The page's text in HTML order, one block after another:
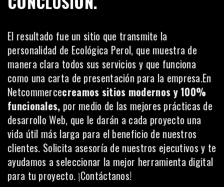
El resultado fue un sitio que transmite la
personalidad de Ecológica Perol, que muestra de
manera clara todos sus servicios y que funciona
como una carta de presentación para la empresa.En
Netcommercecreamos sitios modernos y 100%
funcionales, por medio de las mejores prácticas de
desarrollo Web, que le darán a cada proyecto una
vida útil más larga para el beneficio de nuestros
clientes. Solicita asesoría de nuestros ejecutivos y te
ayudamos a seleccionar la mejor herramienta digital
para tu proyecto. ¡Contáctanos!